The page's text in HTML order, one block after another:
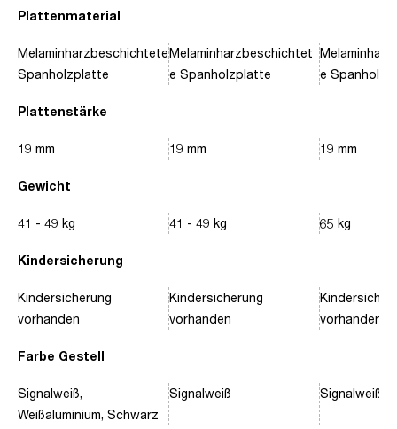
Plattenmaterial
Plattenstärke
Gewicht
Kindersicherung
Farbe Gestell
Melaminharzbeschichtete
Spanholzplatte
19 mm
41 - 49 kg
Kindersicherung
vorhanden
Signalweiß,
Weißaluminium, Schwarz
Melaminharzbeschichtet
e Spanholzplatte
19 mm
41 - 49 kg
Kindersicherung
vorhanden
Signalweiß
e
19 mm
65 kg
vorhanden
Signalweiß,